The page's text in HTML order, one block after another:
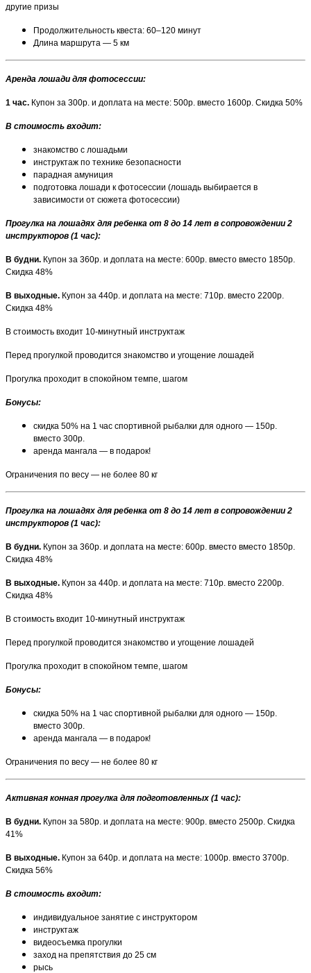
другие призы
Продолжительность квеста: 60–120 минут
Длина маршрута — 5 км
Аренда лошади для фотосессии:
1 час. Купон за 300р. и доплата на месте: 500р. вместо 1600р. Скидка 50%
В стоимость входит:
знакомство с лошадьми
инструктаж по технике безопасности
парадная амуниция
подготовка лошади к фотосессии (лошадь выбирается в
зависимости от сюжета фотосессии)
Прогулка на лошадях для ребенка от 8 до 14 лет в сопровождении 2
инструкторов (1 час):
В будни. Купон за 360р. и доплата на месте: 600р. вместо вместо 1850р.
Скидка 48%
В выходные. Купон за 440р. и доплата на месте: 710р. вместо 2200р.
Скидка 48%
В стоимость входит 10-минутный инструктаж
Перед прогулкой проводится знакомство и угощение лошадей
Прогулка проходит в спокойном темпе, шагом
Бонусы:
скидка 50% на 1 час спортивной рыбалки для одного — 150р.
вместо 300р.
аренда мангала — в подарок!
Ограничения по весу — не более 80 кг
Прогулка на лошадях для ребенка от 8 до 14 лет в сопровождении 2
инструкторов (1 час):
В будни. Купон за 360р. и доплата на месте: 600р. вместо вместо 1850р.
Скидка 48%
В выходные. Купон за 440р. и доплата на месте: 710р. вместо 2200р.
Скидка 48%
В стоимость входит 10-минутный инструктаж
Перед прогулкой проводится знакомство и угощение лошадей
Прогулка проходит в спокойном темпе, шагом
Бонусы:
скидка 50% на 1 час спортивной рыбалки для одного — 150р.
вместо 300р.
аренда мангала — в подарок!
Ограничения по весу — не более 80 кг
Активная конная прогулка для подготовленных (1 час):
В будни. Купон за 580р. и доплата на месте: 900р. вместо 2500р. Скидка
41%
В выходные. Купон за 640р. и доплата на месте: 1000р. вместо 3700р.
Скидка 56%
В стоимость входит:
индивидуальное занятие с инструктором
инструктаж
видеосъемка прогулки
заход на препятствия до 25 см
рысь